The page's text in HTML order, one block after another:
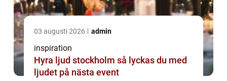
03 augusti 2026 admin
inspiration
Hyra ljud stockholm så lyckas du med
ljudet på nästa event